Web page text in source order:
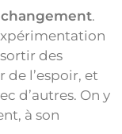
.
des
de l’espoir, et
d’autres. On y
à son